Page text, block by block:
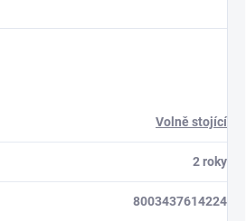
Volně stojící
2 roky
8003437614224